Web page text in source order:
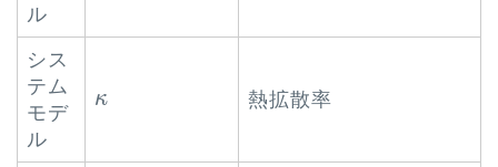
ル
シス
テム
モデ
ル
κ
κ 熱拡散率